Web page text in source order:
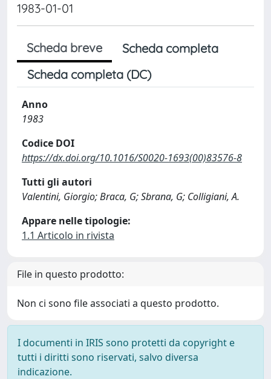
1983-01-01
Scheda breve
Scheda completa
Scheda completa (DC)
Anno
1983
Codice DOI
https://dx.doi.org/10.1016/S0020-1693(00)83576-8
Tutti gli autori
Valentini, Giorgio; Braca, G; Sbrana, G; Colligiani, A.
Appare nelle tipologie:
1.1 Articolo in rivista
File in questo prodotto:
Non ci sono file associati a questo prodotto.
I documenti in IRIS sono protetti da copyright e
tutti i diritti sono riservati, salvo diversa
indicazione.